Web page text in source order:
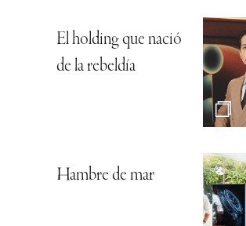
El holding que nació
de la rebeldía
Hambre de mar